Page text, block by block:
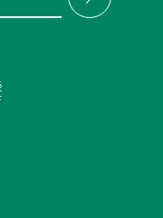
obligatoires.